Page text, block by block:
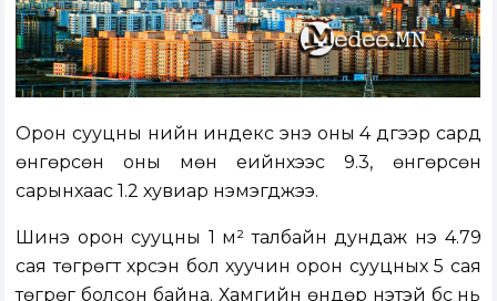
Орон сууцны үнийн индекс энэ оны 4 дүгээр сард
өнгөрсөн оны мөн үеийнхээс 9.3, өнгөрсөн
сарынхаас 1.2 хувиар нэмэгджээ.
Шинэ орон сууцны 1 м² талбайн дундаж үнэ 4.79
сая төгрөгт хүрсэн бол хуучин орон сууцных 5 сая
төгрөг болсон байна. Хамгийн өндөр үнэтэй бүс нь